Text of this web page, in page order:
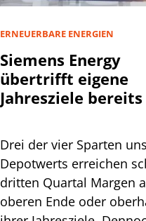
ERNEUERBARE ENERGIEN
Siemens Energy
übertrifft eigene
Jahresziele
Drei der vier Sparten
Depotwerts erreichen
dritten Quartal Margen
oberen Ende oder